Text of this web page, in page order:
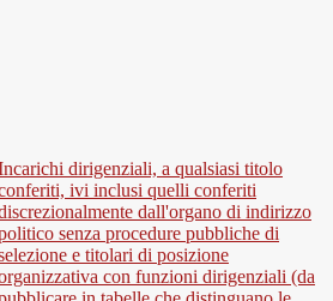
dirigenziali, a qualsiasi titolo
ivi inclusi quelli conferiti
dall'organo di indirizzo
senza procedure pubbliche di
e titolari di posizione
con funzioni dirigenziali (da